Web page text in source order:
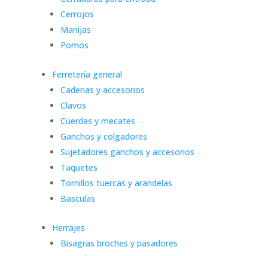
Cerrojos
Manijas
Pomos
Ferretería general
Cadenas y accesorios
Clavos
Cuerdas y mecates
Ganchos y colgadores
Sujetadores ganchos y accesorios
Taquetes
Tornillos tuercas y arandelas
Basculas
Herrajes
Bisagras broches y pasadores